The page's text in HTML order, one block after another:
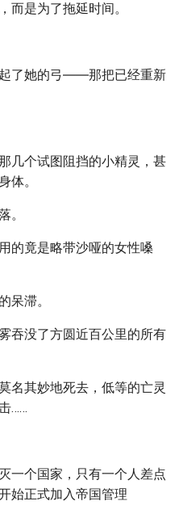
而是为了拖延时间。
了她的弓――那把已经重新
几个试图阻挡的小精灵，甚
体。
。
的竟是略带沙哑的女性嗓
呆滞。
吞没了方圆近百公里的所有
名其妙地死去，低等的亡灵
……
一个国家，只有一个人差点
始正式加入帝国管理